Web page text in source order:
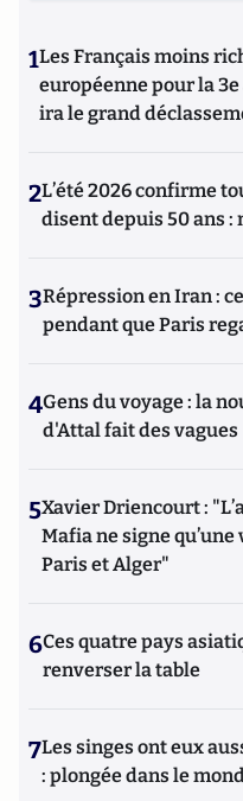
1Les Français moins
européenne pour la
ira le grand
2L’été 2026 confirme
disent depuis 50 ans :
3Répression en Iran :
pendant que Paris
4Gens du voyage : la
d'Attal fait des vagues
5Xavier Driencourt :
Mafia ne signe
Paris et Alger"
6Ces quatre pays
renverser la table
7Les singes ont eux
: plongée dans le